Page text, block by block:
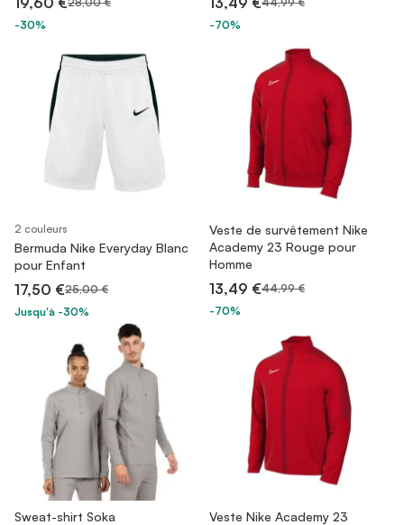
-30%
-70%
2 couleurs
Bermuda Nike Everyday Blanc
pour Enfant
17,50 €25,00 €
Jusqu'à -30%
Veste de survêtement Nike
Academy 23 Rouge pour
Homme
13,49 €44,99 €
-70%
Sweat-shirt Soka
Veste Nike Academy 23